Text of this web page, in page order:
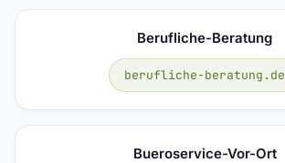
Berufliche-Beratung
berufliche-beratung.de
Bueroservice-Vor-Ort